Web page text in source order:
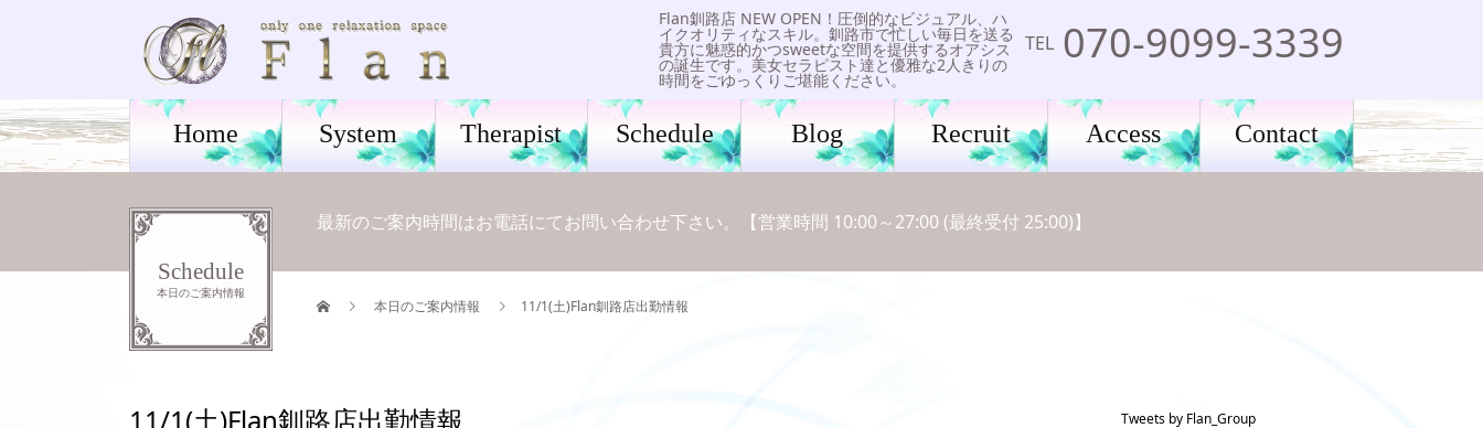
Flan釧路店 NEW OPEN！圧倒的なビジュアル、ハ
イクオリティなスキル。釧路市で忙しい毎日を送る
貴方に魅惑的かつsweetな空間を提供するオアシス
の誕生です。美女セラピスト達と優雅な2人きりの
時間をごゆっくりご堪能ください。
TEL 070-9099-3339
Home System Therapist Schedule Blog Recruit Access Contact
Schedule
本日のご案内情報
最新のご案内時間はお電話にてお問い合わせ下さい。【営業時間 10:00～27:00 (最終受付 25:00)】
本日のご案内情報 11/1(土)Flan釧路店出勤情報
11/1(土)Flan釧路店出勤情報 Tweets by Flan_Group